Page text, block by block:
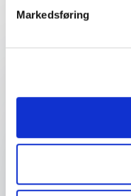
Markedsføring